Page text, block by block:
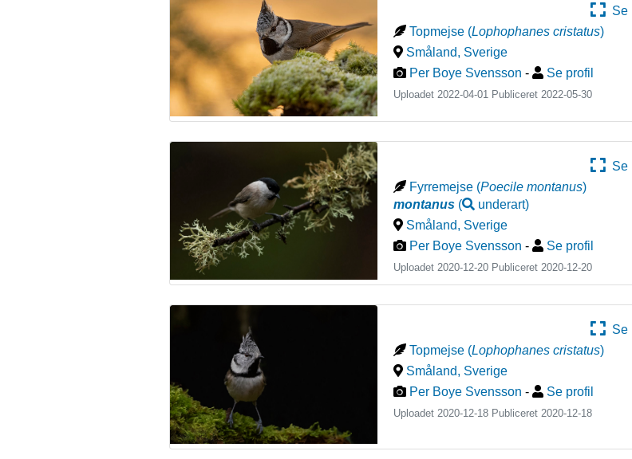
Se
Topmejse (Lophophanes cristatus)
Småland, Sverige
Per Boye Svensson - Se profil
Uploadet 2022-04-01 Publiceret2022-05-30
Se
Fyrremejse (Poecile montanus)
montanus ( underart)
Småland, Sverige
Per Boye Svensson - Se profil
Uploadet 2020-12-20 Publiceret 2020-12-20
Se
Topmejse (Lophophanes cristatus)
Småland, Sverige
Per Boye Svensson - Se profil
Uploadet 2020-12-18 Publiceret2020-12-18